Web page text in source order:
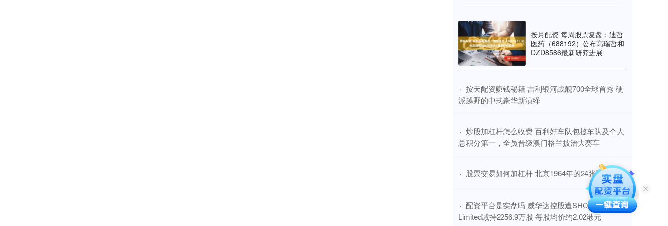
按月配资 每周股票复盘：迪哲
医药（688192）公布高瑞哲和
DZD8586最新研究进展
· ​按天配资赚钱秘籍 吉利银河战舰700全球首秀 硬
派越野的中式豪华新演绎
· ​炒股加杠杆怎么收费 百利好车队包揽车队及个人
总积分第一，全员晋级澳门格兰披治大赛车
· ​股票交易如何加杠杆 北京1964年的24张照片
· ​配资平台是实盘吗 威华达控股遭SHOG Creation
Limited减持2256.9万股 每股均价约2.02港元